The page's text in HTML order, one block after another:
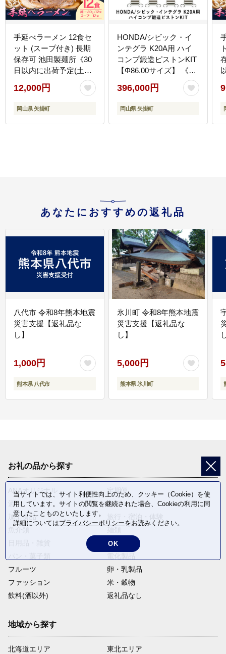
手延べラーメン 12食セ
ット (スープ付き) 長期
保存可 池田製麺所《30
日以内に出荷予定(土日
祝除く)》岡山県 矢掛町
ラーメン 手延べ 乾麺 無
かんすい麺 醤油味 尾道
ofn_ikdtrm_30d_25_11000_12-
12,000円
岡山県 矢掛町
HONDA/シビック・イ
ンテグラ K20A用 ハイ
コンプ鍛造ピストンKIT
【Φ86.00サイズ】 《最
大4ヶ月以内に出荷予
定》---
396,000円
岡山県 矢掛町
あなたにおすすめの返礼品
八代市 令和8年熊本地震
災害支援【返礼品な
し】
1,000円
熊本県 八代市
氷川町 令和8年熊本地震
災害支援【返礼品な
し】
5,000円
熊本県 氷川町
お礼の品から探す
ANAオリジナル
定期便
酒
肉類
加工食品
野菜
フルーツ
卵・乳製品
ファッション
米・穀物
飲料(酒以外)
返礼品なし
地域から探す
北海道エリア
東北エリア
当サイトでは、サイト利便性向上のため、クッキー（Cookie）を使
用しています。サイトの閲覧を継続された場合、Cookieの利用に同
意したことものといたします。
詳細についてはプライバシーポリシーをお読みください。
OK